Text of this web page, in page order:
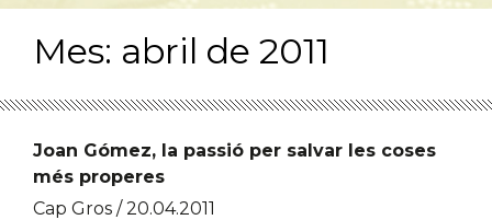
Mes: abril de 2011
Joan Gómez, la passió per salvar les coses
més properes
Cap Gros / 20.04.2011